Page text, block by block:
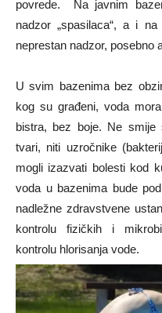
povrede. Na javnim
nadzor „spasilaca“, a i
neprestan nadzor, posebno
U svim bazenima bez
kog su građeni, voda
bistra, bez boje. Ne smije
tvari, niti uzročnike
mogli izazvati bolesti kod
voda u bazenima bude
nadležne zdravstvene
kontrolu fizičkih i
kontrolu hlorisanja vode.